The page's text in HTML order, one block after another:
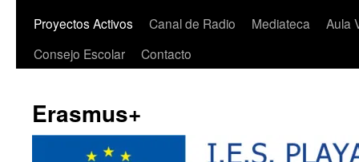
contenido
Proyectos Activos
Canal de Radio Mediateca
Aula
Consejo Escolar
Contacto
Erasmus+